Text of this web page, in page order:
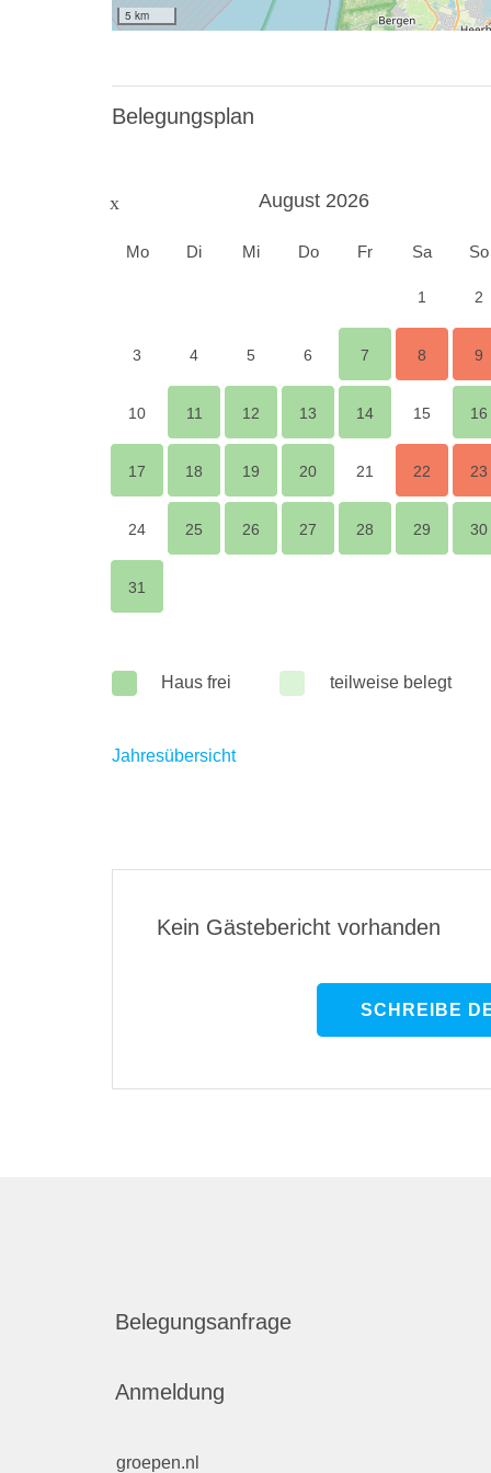
https://www.gruppenurlaub-holland.de/
5 km
Belegungsplan
August 2026
Mo Di Mi Do Fr Sa So
1 2
3 4 5 6 7 8 9
10 11 12 13 14 15 16
17 18 19 20 21 22 23
24 25 26 27 28 29 30
31
Haus frei teilweise belegt
Jahresübersicht
Kein Gästebericht vorhanden
SCHREIBE
Belegungsanfrage
Anmeldung
groepen.nl